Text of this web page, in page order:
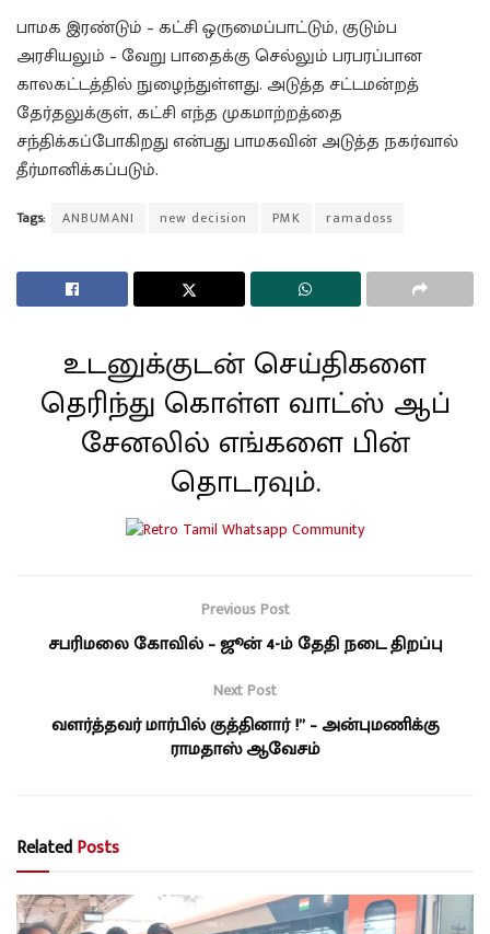
பாமக இரண்டும் – கட்சி ஒருமைப்பாட்டும், குடும்ப
அரசியலும் – வேறு பாதைக்கு செல்லும் பரபரப்பான
காலகட்டத்தில் நுழைந்துள்ளது. அடுத்த சட்டமன்றத்
தேர்தலுக்குள், கட்சி எந்த முகமாற்றத்தை
சந்திக்கப்போகிறது என்பது பாமகவின் அடுத்த நகர்வால்
தீர்மானிக்கப்படும்.
Tags: ANBUMANI new decision PMK ramadoss
உடனுக்குடன் செய்திகளை
தெரிந்து கொள்ள வாட்ஸ் ஆப்
சேனலில் எங்களை பின்
தொடரவும்.
Previous Post
சபரிமலை கோவில் – ஜூன் 4-ம் தேதி நடை திறப்பு
Next Post
வளர்த்தவர் மார்பில் குத்தினார் !” – அன்புமணிக்கு
ராமதாஸ் ஆவேசம்
RelatedPosts